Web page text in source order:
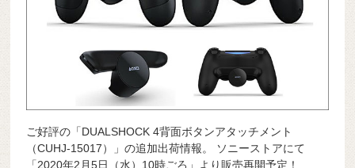
ご好評の「DUALSHOCK 4背面ボタンアタッチメント
（CUHJ-15017）」の追加出荷情報。 ソニーストアにて
「2020年2月5日（水）10時ごろ」より販売再開予定！